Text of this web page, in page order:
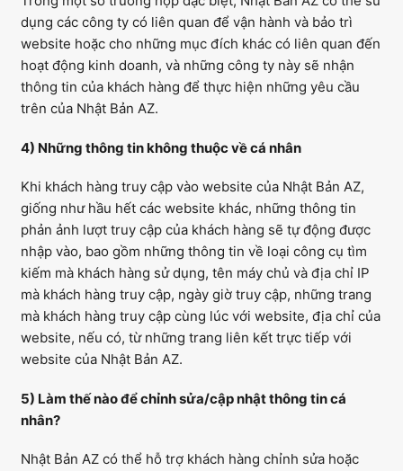
dụng các công ty có liên quan để vận hành và bảo trì
website hoặc cho những mục đích khác có liên quan đến
hoạt động kinh doanh, và những công ty này sẽ nhận
thông tin của khách hàng để thực hiện những yêu cầu
trên của Nhật Bản AZ.
4) Những thông tin không thuộc về cá nhân
Khi khách hàng truy cập vào website của Nhật Bản AZ,
giống như hầu hết các website khác, những thông tin
phản ảnh lượt truy cập của khách hàng sẽ tự động được
nhập vào, bao gồm những thông tin về loại công cụ tìm
kiếm mà khách hàng sử dụng, tên máy chủ và địa chỉ IP
mà khách hàng truy cập, ngày giờ truy cập, những trang
mà khách hàng truy cập cùng lúc với website, địa chỉ của
website, nếu có, từ những trang liên kết trực tiếp với
website của Nhật Bản AZ.
5) Làm thế nào để chỉnh sửa/cập nhật thông tin cá
nhân?
Nhật Bản AZ có thể hỗ trợ khách hàng chỉnh sửa hoặc